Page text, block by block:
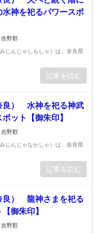
神を祀るパワースポ
野郡
じんじゃしもしゃ）は、奈良県
記事を読む
良） 水神を祀る神武
ット【御朱印】
野郡
じんじゃなかしゃ）は、奈良県
記事を読む
良） 龍神さまを祀る
御朱印】
野郡